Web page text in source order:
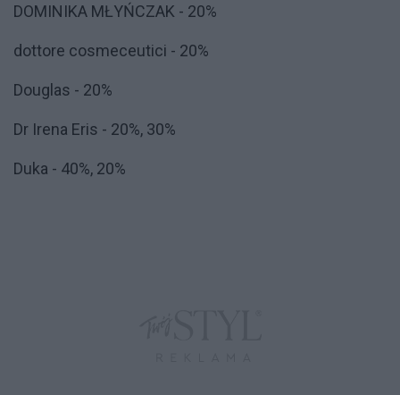
DOMINIKA MŁYŃCZAK - 20%
dottore cosmeceutici - 20%
Douglas - 20%
Dr Irena Eris - 20%, 30%
Duka - 40%, 20%